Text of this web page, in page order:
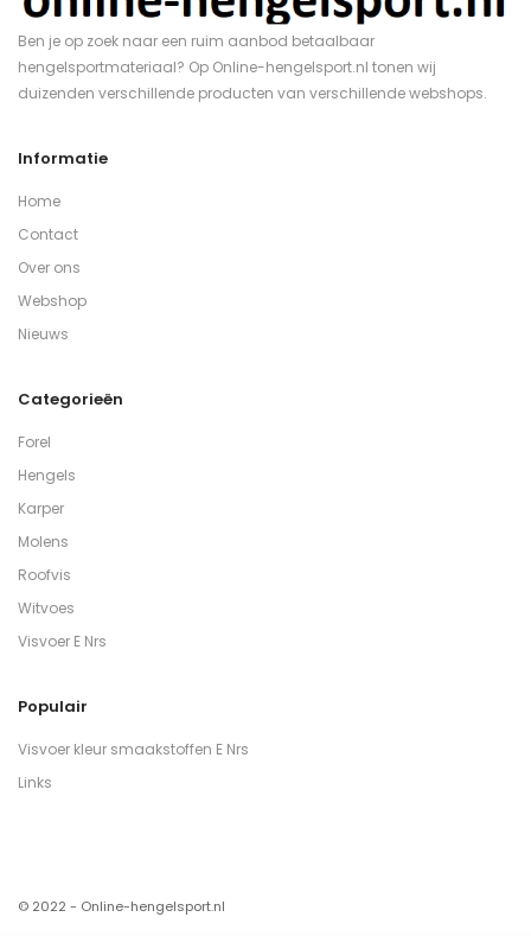
Ben je op zoek naar een ruim aanbod betaalbaar
hengelsportmateriaal? Op Online-hengelsport.nl tonen wij
duizenden verschillende producten van verschillende webshops.
Informatie
Home
Contact
Over ons
Webshop
Nieuws
Categorieën
Forel
Hengels
Karper
Molens
Roofvis
Witvoes
Visvoer E Nrs
Populair
Visvoer kleur smaakstoffen E Nrs
Links
© 2022 - Online-hengelsport.nl